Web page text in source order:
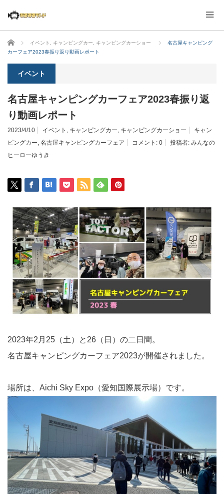
ホーム イベント キャンピングカー キャンピングカーショー
名古屋キャンピング
カーフェア2023春振り返り動画レポート
イベント
名古屋キャンピングカーフェア2023春振り返
り動画レポート
2023/4/10 イベント , キャンピングカー, キャンピングカーショー
キャン
ピングカー, 名古屋キャンピングカーフェア コメント: 0 投稿者: みんなの
ヒーローゆうき
2023年2月25（土）と26（日）の二日間。
名古屋キャンピングカーフェア2023が開催されました。
場所は、Aichi Sky Expo（愛知国際展示場）です。